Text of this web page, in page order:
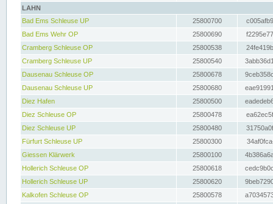
LAHN
Bad Ems Schleuse UP
25800700
Bad Ems Wehr OP
25800690
Cramberg Schleuse OP
25800538
Cramberg Schleuse UP
25800540
Dausenau Schleuse OP
25800678
Dausenau Schleuse UP
25800680
Diez Hafen
25800500
Diez Schleuse OP
25800478
Diez Schleuse UP
25800480
Fürfurt Schleuse UP
25800300
Giessen Klärwerk
25800100
Hollerich Schleuse OP
25800618
Hollerich Schleuse UP
25800620
Kalkofen Schleuse OP
25800578